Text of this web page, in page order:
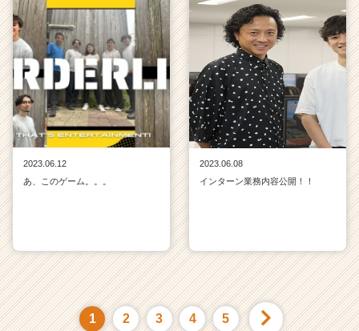
2023.06.12
あ、このゲーム。。。
2023.06.08
インターン業務内容公開！！
1 2 3 4 5